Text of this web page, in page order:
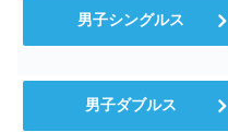
男子シングルス
男子ダブルス